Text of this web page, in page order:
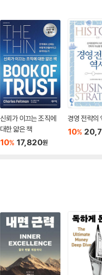
신뢰가 이끄는 조직에
대한 얇은 책
10% 17,820원
경영 전략의
10%